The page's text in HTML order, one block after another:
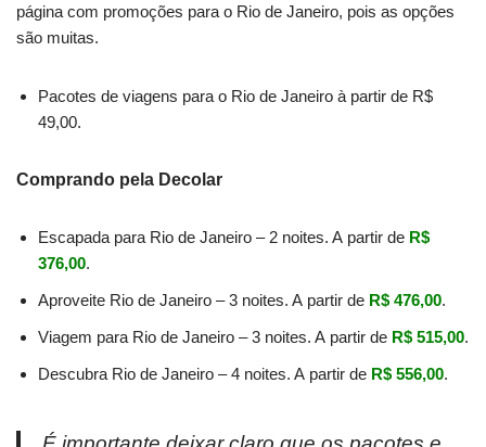
página com promoções para o Rio de Janeiro, pois as opções
são muitas.
Pacotes de viagens para o Rio de Janeiro à partir de R$
49,00.
Comprando pela Decolar
Escapada para Rio de Janeiro – 2 noites. A partir de R$
376,00.
Aproveite Rio de Janeiro – 3 noites. A partir de R$ 476,00.
Viagem para Rio de Janeiro – 3 noites. A partir de R$ 515,00.
Descubra Rio de Janeiro – 4 noites. A partir de R$ 556,00.